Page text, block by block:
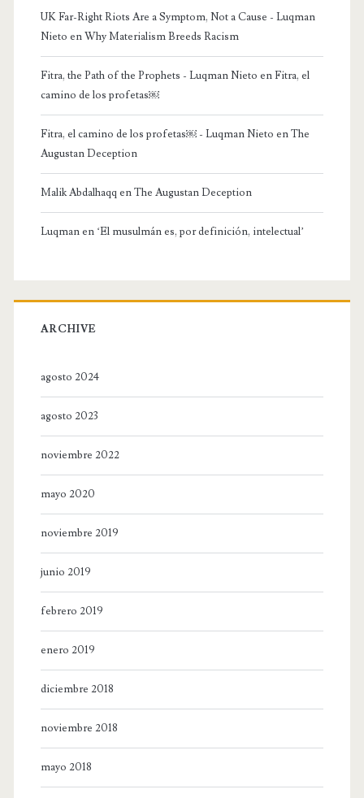
UK Far-Right Riots Are a Symptom, Not a Cause - Luqman
Nieto enWhy Materialism Breeds Racism
Fitra, the Path of the Prophets - Luqman Nieto enFitra, el
camino de los profetas￼
Fitra, el camino de los profetas￼ - Luqman Nieto enThe
Augustan Deception
Malik Abdalhaqq enThe Augustan Deception
Luqmanen ‘El musulmán es, por definición, intelectual’
ARCHIVE
agosto 2024
agosto 2023
noviembre 2022
mayo 2020
noviembre 2019
junio 2019
febrero 2019
enero 2019
diciembre 2018
noviembre 2018
mayo 2018